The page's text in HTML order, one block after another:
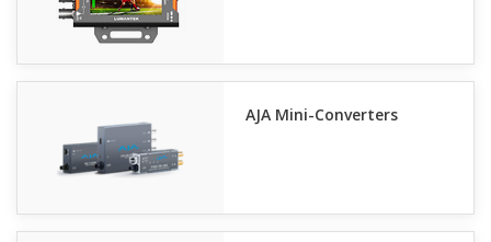
AJA Mini-Converters